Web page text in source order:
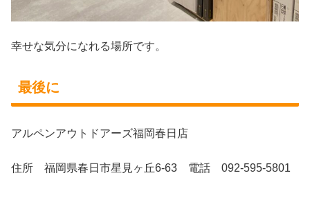
幸せな気分になれる場所です。
最後に
アルペンアウトドアーズ福岡春日店
住所 福岡県春日市星見ヶ丘6-63 電話 092-595-5801